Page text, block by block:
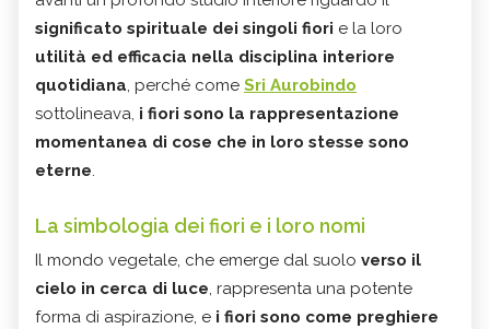
significato spirituale dei singoli fiori e la loro
utilità ed efficacia nella disciplina interiore
quotidiana, perché come Sri Aurobindo
sottolineava, i fiori sono la rappresentazione
momentanea di cose che in loro stesse sono
eterne.
La simbologia dei fiori e i loro nomi
Il mondo vegetale, che emerge dal suolo verso il
cielo in cerca di luce, rappresenta una potente
forma di aspirazione, e i fiori sono come preghiere